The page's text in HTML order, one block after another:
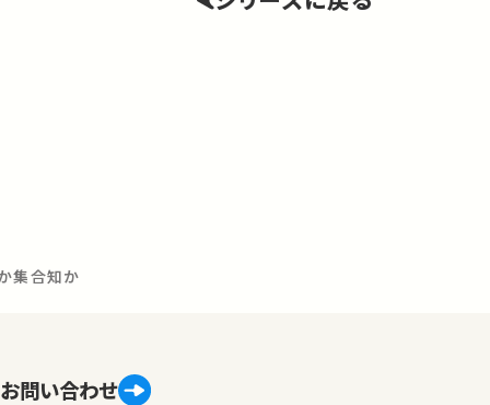
集合知か
お問い合わせ